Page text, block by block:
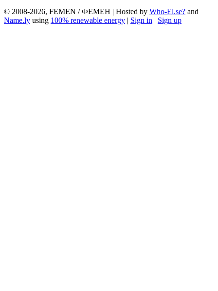
© 2008-2026, FEMEN / ФЕМЕН | Hosted by Who-El.se? and
Name.ly using 100% renewable energy | Sign in | Sign up